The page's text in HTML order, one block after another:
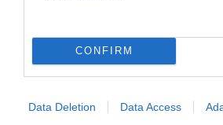
CONFIRM
Data Deletion Data Access
Porter;
Royal Air Maroc;
Spirit Airlines;